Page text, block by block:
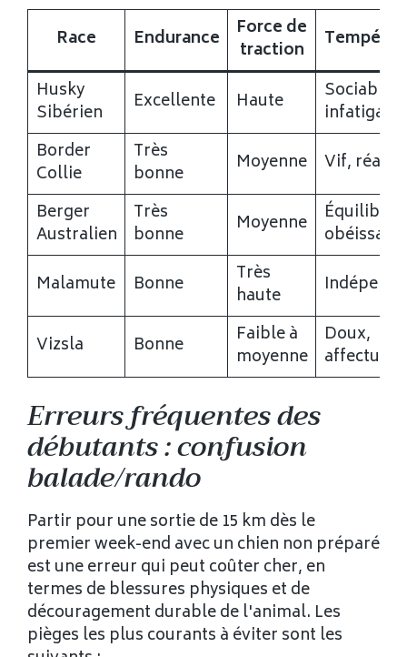
Race Endurance
Force de
traction
Husky
Sibérien
Excellente Haute
Sociable,
Border
Collie
Très
bonne
Moyenne
Vif, réactif
Berger
Australien
Très
bonne
Moyenne
Équilibré,
obéissant
Malamute
Bonne
Très
haute
Vizsla Bonne
Faible à
moyenne
Doux,
affectueux
Erreurs fréquentes des
débutants : confusion
balade/rando
Partir pour une sortie de 15 km dès le
premier week-end avec un chien non préparé
est une erreur qui peut coûter cher, en
termes de blessures physiques et de
découragement durable de l'animal. Les
pièges les plus courants à éviter sont les